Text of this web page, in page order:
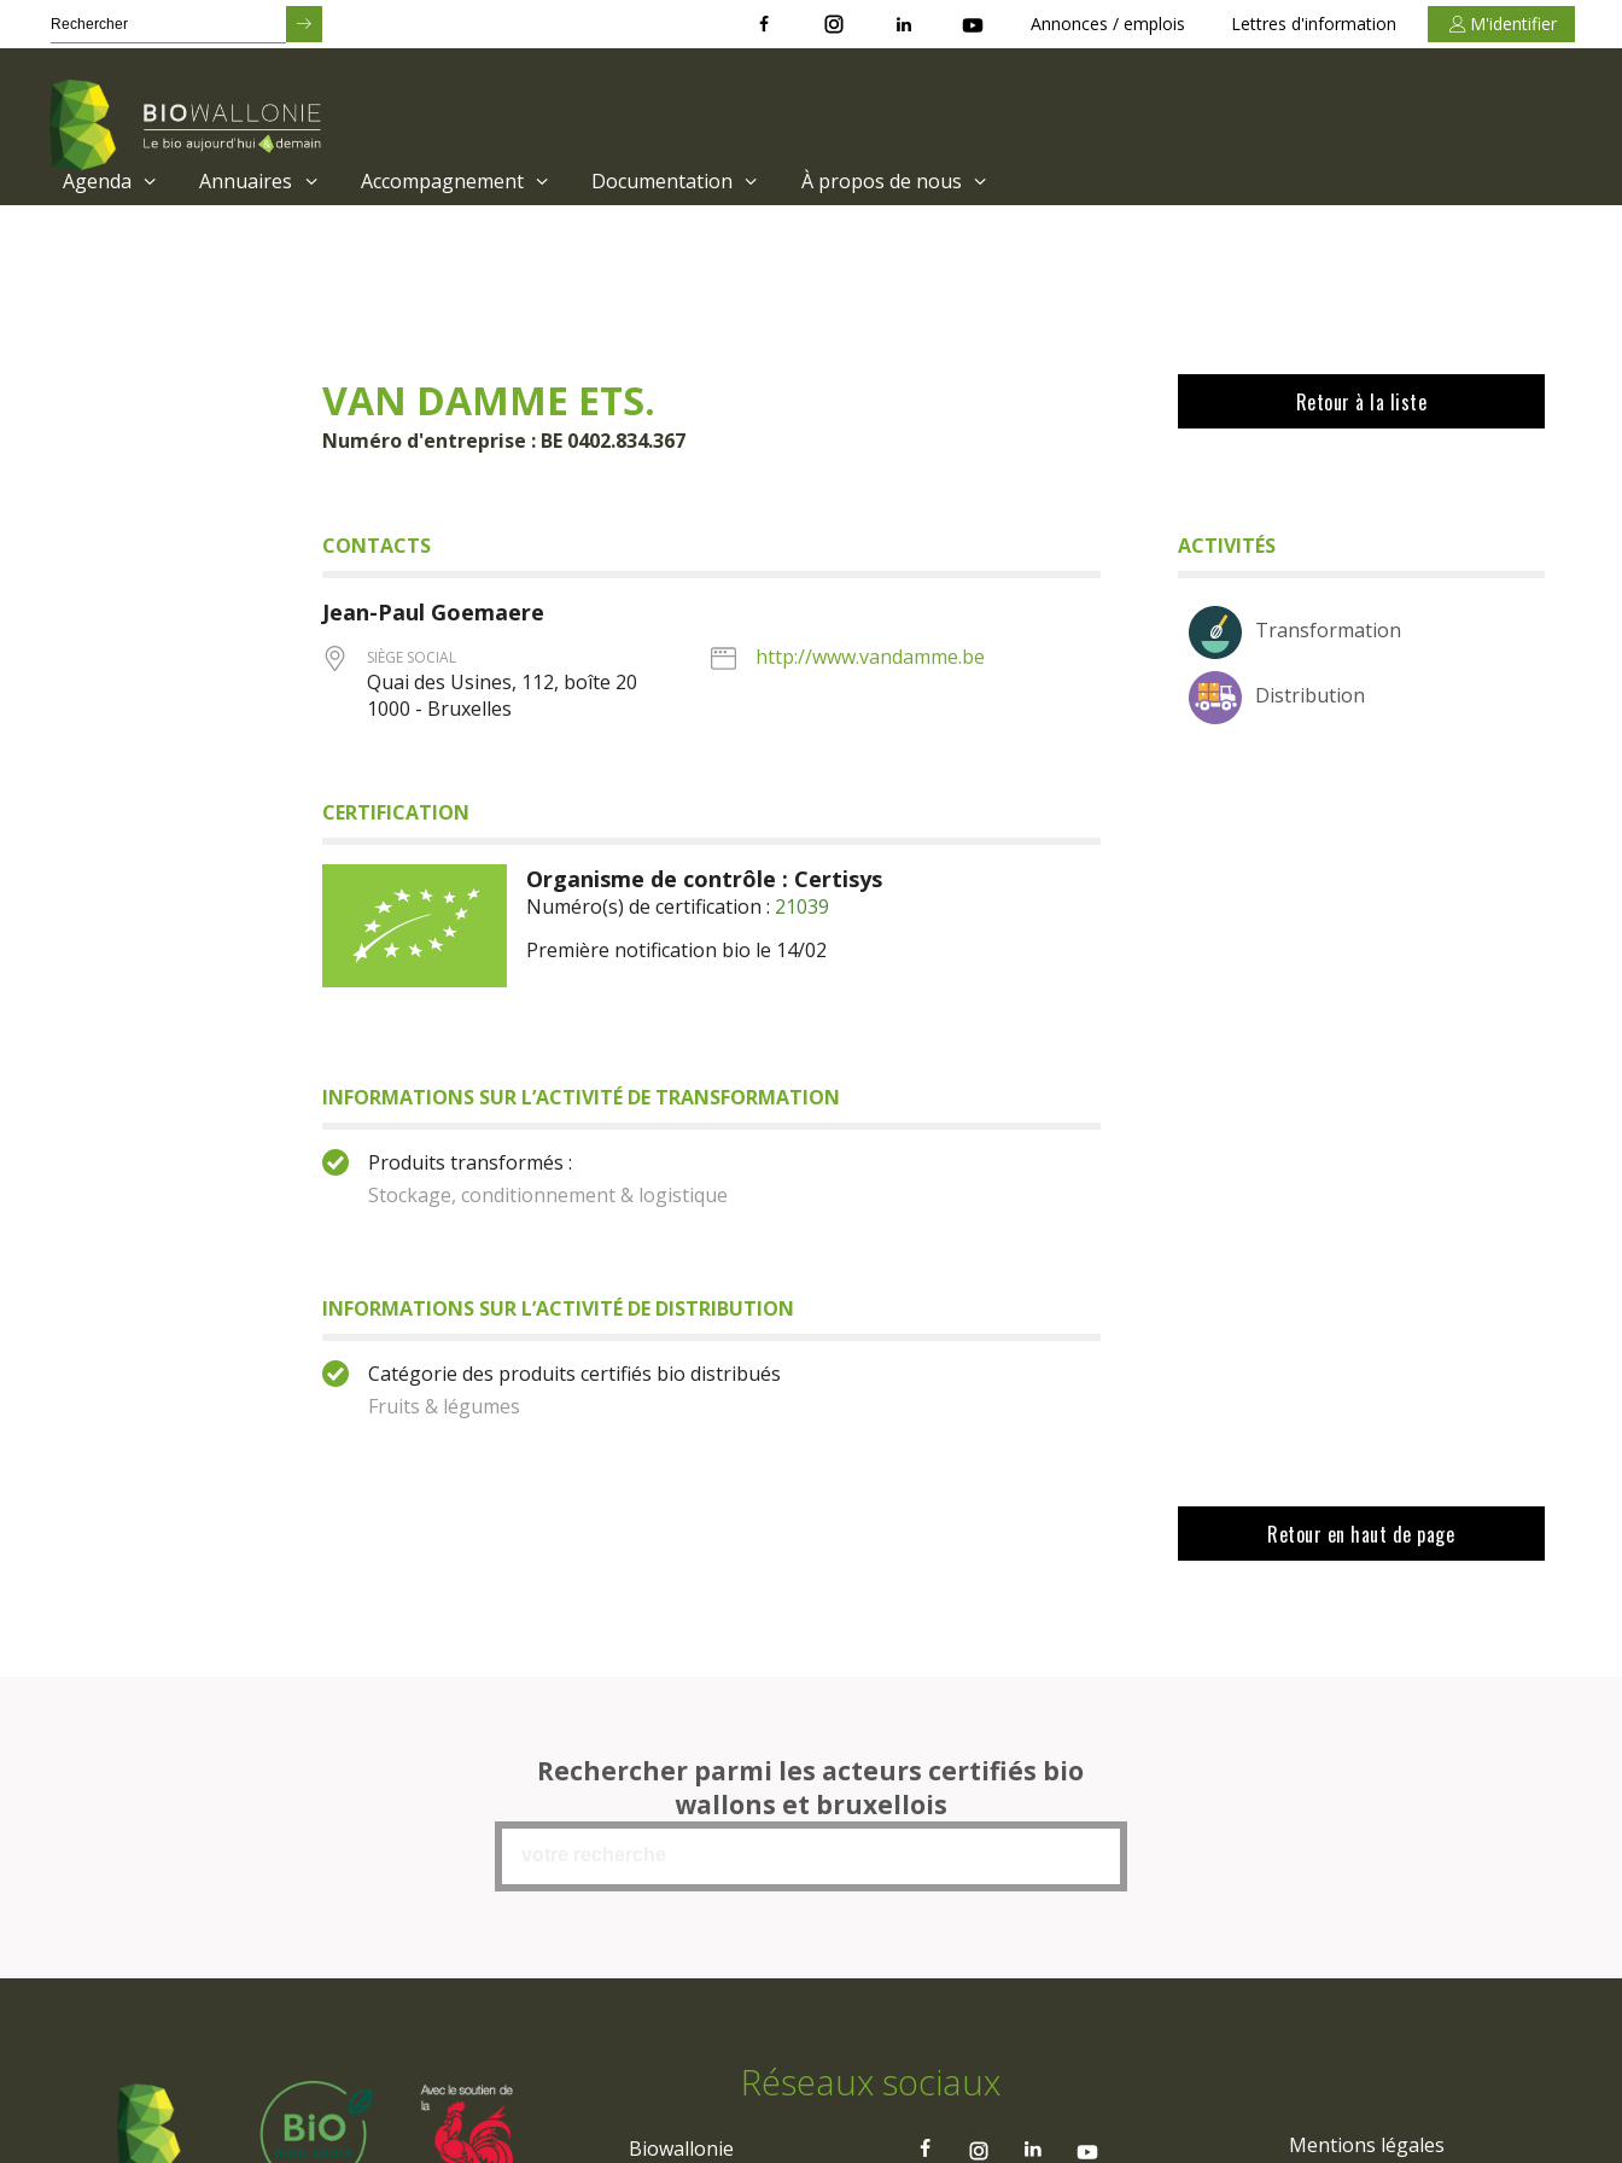
Annonces / emplois Lettres d'information M'identifier
Agenda Annuaires Accompagnement Documentation À propos de nous
VAN DAMME ETS.
Numéro d'entreprise : BE 0402.834.367
CONTACTS
Jean-Paul Goemaere
SIÈGE SOCIAL
Quai des Usines, 112, boîte 20
1000 - Bruxelles
http://www.vandamme.be
CERTIFICATION
Organisme de contrôle : Certisys
Numéro(s) de certification : 21039
Première notification bio le 14/02
INFORMATIONS SUR L’ACTIVITÉ DE TRANSFORMATION
Produits transformés :
Stockage, conditionnement & logistique
INFORMATIONS SUR L’ACTIVITÉ DE DISTRIBUTION
Catégorie des produits certifiés bio distribués
Fruits & légumes
Retour à la liste
ACTIVITÉS
Transformation
Distribution
Retour en haut de page
Rechercher parmi les acteurs certifiés bio
wallons et bruxellois
Réseaux sociaux
Biowallonie Mentions légales